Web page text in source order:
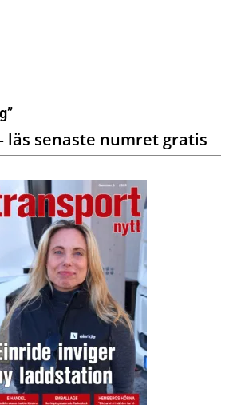
läs senaste numret gratis